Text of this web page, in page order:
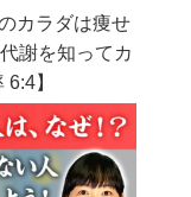
カラダは痩せ
謝を知ってカ
】